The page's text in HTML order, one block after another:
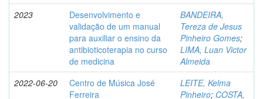
2023
Desenvolvimento e
validação de um manual
para auxiliar o ensino da
antibioticoterapia no curso
de medicina
BANDEIRA,
Tereza de Jesus
Pinheiro Gomes;
LIMA, Luan Victor
Almeida
2022-06-20
Centro de Música José
Ferreira
LEITE, Kelma
Pinheiro; COSTA,